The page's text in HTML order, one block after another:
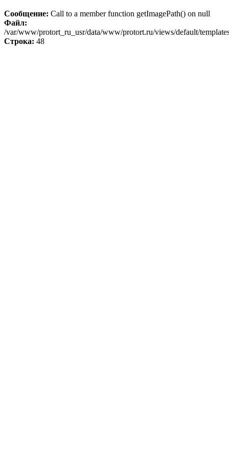
Сообщение: Call to a member function getImagePath() on null
Файл:
/var/www/protort_ru_usr/data/www/protort.ru/views/default/
Строка: 48